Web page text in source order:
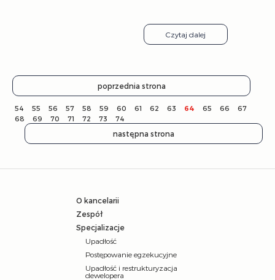
Czytaj dalej
poprzednia strona
54 55 56 57 58 59 60 61 62 63 64 65 66
67
68
69 70 71 72 73 74
następna strona
O kancelarii
Zespół
Specjalizacje
Upadłość
Postępowanie egzekucyjne
Upadłość i restrukturyzacja
dewelopera